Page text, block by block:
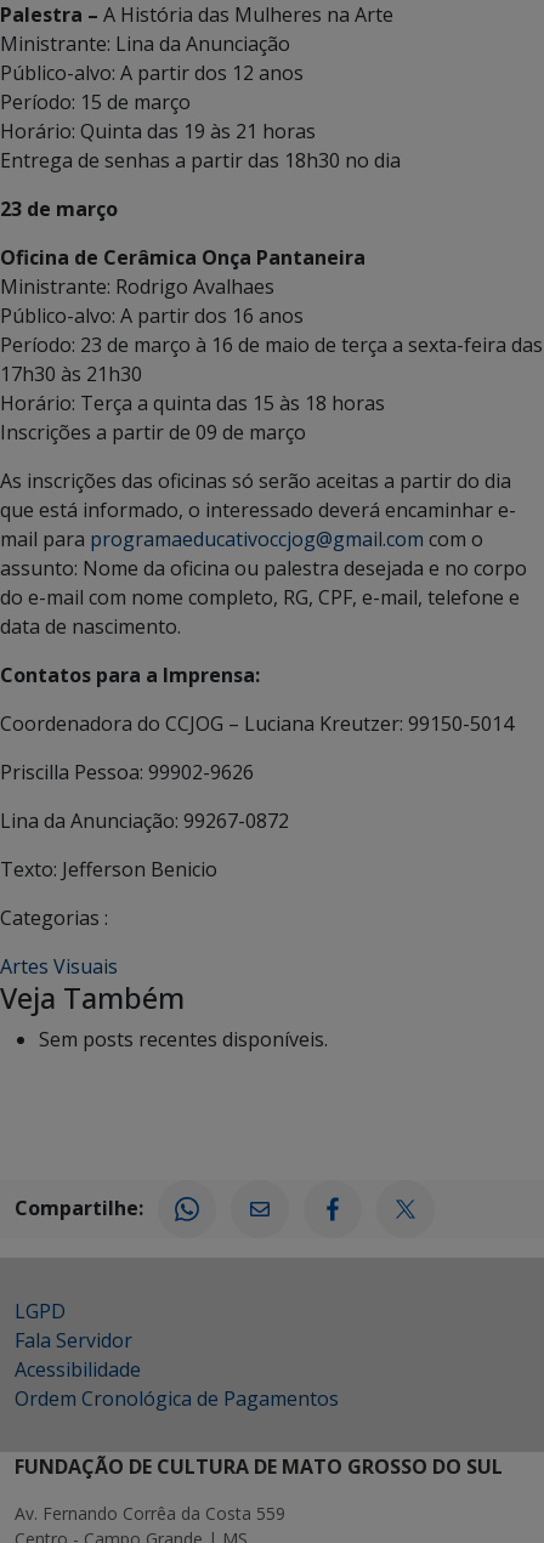
Palestra – A História das Mulheres na Arte
Ministrante: Lina da Anunciação
Público-alvo: A partir dos 12 anos
Período: 15 de março
Horário: Quinta das 19 às 21 horas
Entrega de senhas a partir das 18h30 no dia
23 de março
Oficina de Cerâmica Onça Pantaneira
Ministrante: Rodrigo Avalhaes
Público-alvo: A partir dos 16 anos
Período: 23 de março à 16 de maio de terça a sexta-feira das
17h30 às 21h30
Horário: Terça a quinta das 15 às 18 horas
Inscrições a partir de 09 de março
As inscrições das oficinas só serão aceitas a partir do dia
que está informado, o interessado deverá encaminhar e-
mail para programaeducativoccjog@gmail.com com o
assunto: Nome da oficina ou palestra desejada e no corpo
do e-mail com nome completo, RG, CPF, e-mail, telefone e
data de nascimento.
Contatos para a Imprensa:
Coordenadora do CCJOG – Luciana Kreutzer: 99150-5014
Priscilla Pessoa: 99902-9626
Lina da Anunciação: 99267-0872
Texto: Jefferson Benicio
Categorias :
Artes Visuais
Veja Também
Sem posts recentes disponíveis.
Compartilhe:
LGPD
Fala Servidor
Acessibilidade
Ordem Cronológica de Pagamentos
FUNDAÇÃO DE CULTURA DE MATO GROSSO DO SUL
Av. Fernando Corrêa da Costa 559